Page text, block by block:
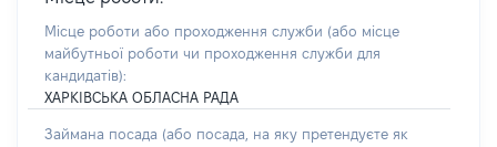
Місце роботи або проходження служби (або місце
майбутньої роботи чи проходження служби для
кандидатів):
ХАРКІВСЬКА ОБЛАСНА РАДА
Займана посада (або посада, на яку претендуєте як